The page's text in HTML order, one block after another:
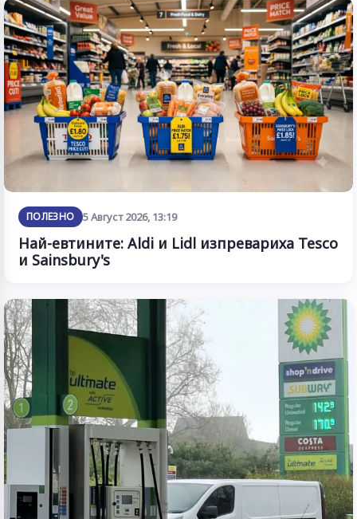
ПОЛЕЗНО 5 Август 2026, 13:19
Най-евтините: Aldi и Lidl изпревариха Tesco
и Sainsbury's